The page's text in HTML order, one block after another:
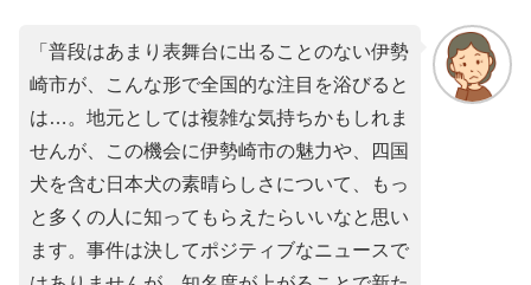
「普段はあまり表舞台に出ることのない伊勢
崎市が、こんな形で全国的な注目を浴びると
は…。地元としては複雑な気持ちかもしれま
せんが、この機会に伊勢崎市の魅力や、四国
犬を含む日本犬の素晴らしさについて、もっ
と多くの人に知ってもらえたらいいなと思い
ます。事件は決してポジティブなニュースで